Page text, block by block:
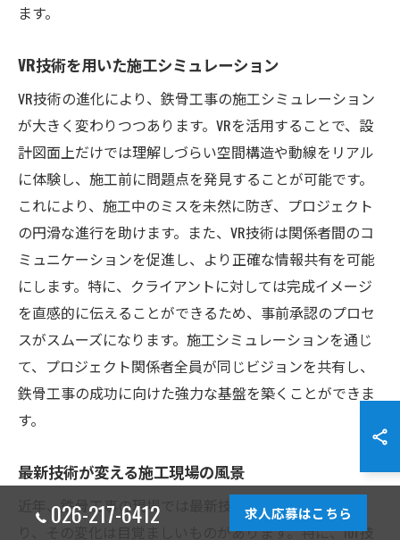
ます。
VR技術を用いた施工シミュレーション
VR技術の進化により、鉄骨工事の施工シミュレーション
が大きく変わりつつあります。VRを活用することで、設
計図面上だけでは理解しづらい空間構造や動線をリアル
に体験し、施工前に問題点を発見することが可能です。
これにより、施工中のミスを未然に防ぎ、プロジェクト
の円滑な進行を助けます。また、VR技術は関係者間のコ
ミュニケーションを促進し、より正確な情報共有を可能
にします。特に、クライアントに対しては完成イメージ
を直感的に伝えることができるため、事前承認のプロセ
スがスムーズになります。施工シミュレーションを通じ
て、プロジェクト関係者全員が同じビジョンを共有し、
鉄骨工事の成功に向けた強力な基盤を築くことができま
す。
最新技術が変える施工現場の風景
近年、鉄骨工事の現場では最新技術の導入が進んでお
り、その変化は目覚ましいものがあります。特に、IoT技
026-217-6412 求人応募はこちら